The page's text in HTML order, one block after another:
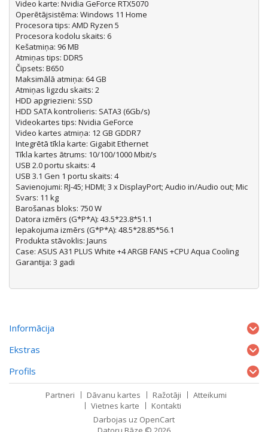
Video karte: Nvidia GeForce RTX5070
Operētājsistēma: Windows 11 Home
Procesora tips: AMD Ryzen 5
Procesora kodolu skaits: 6
Kešatmiņa: 96 MB
Atmiņas tips: DDR5
Čipsets: B650
Maksimālā atmiņa: 64 GB
Atmiņas ligzdu skaits: 2
HDD apgriezieni: SSD
HDD SATA kontrolieris: SATA3 (6Gb/s)
Videokartes tips: Nvidia GeForce
Video kartes atmiņa: 12 GB GDDR7
Integrētā tīkla karte: Gigabit Ethernet
Tīkla kartes ātrums: 10/100/1000 Mbit/s
USB 2.0 portu skaits: 4
USB 3.1 Gen 1 portu skaits: 4
Savienojumi: RJ-45; HDMI; 3 x DisplayPort; Audio in/Audio out; Mic
Svars: 11 kg
Barošanas bloks: 750 W
Datora izmērs (G*P*A): 43.5*23.8*51.1
Iepakojuma izmērs (G*P*A): 48.5*28.85*56.1
Produkta stāvoklis: Jauns
Case: ASUS A31 PLUS White +4 ARGB FANS +CPU Aqua Cooling
Garantija: 3 gadi
Informācija
Ekstras
Profils
Partneri Dāvanu kartes Ražotāji
Atteikumi
Vietnes karte
Kontakti
Darbojas uz OpenCart